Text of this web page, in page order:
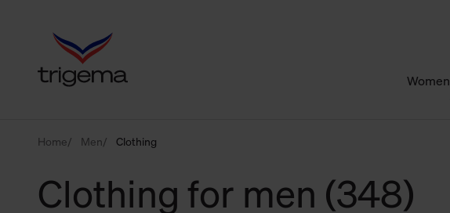
Women
Home Men Clothing
Clothing for men (348)